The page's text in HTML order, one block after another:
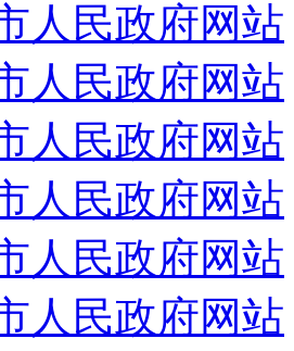
人民政府网站
人民政府网站
人民政府网站
人民政府网站
人民政府网站
人民政府网站